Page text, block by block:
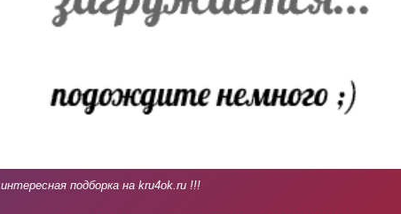
интересная подборка на kru4ok.ru !!!